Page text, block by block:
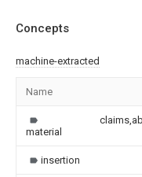
Concepts
machine-extracted
Name
material
insertion